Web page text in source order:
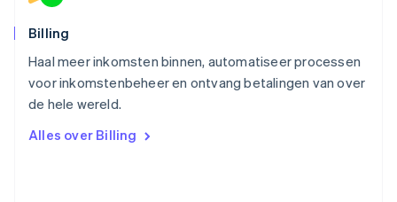
Billing
Haal meer inkomsten binnen, automatiseer processen
voor inkomstenbeheer en ontvang betalingen van over
de hele wereld.
Alles over Billing
Portugal
Português
English
Singapore
English简体中文
EnglishItaliano